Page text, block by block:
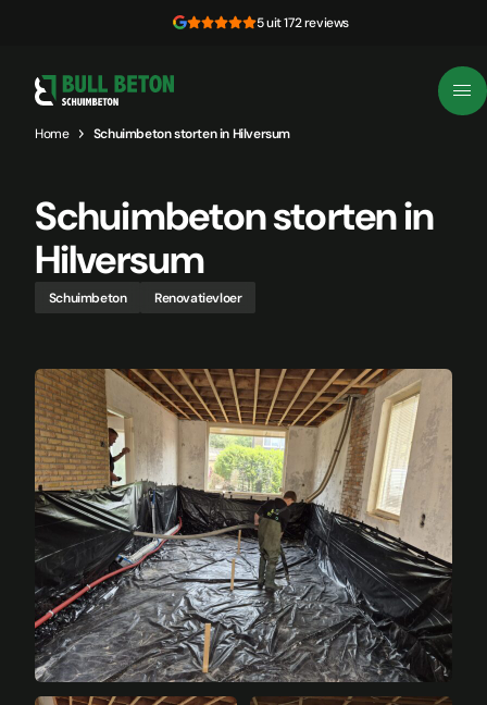
5 uit 172 reviews
Home Schuimbeton storten in Hilversum
Schuimbeton storten in
Hilversum
Schuimbeton Renovatievloer